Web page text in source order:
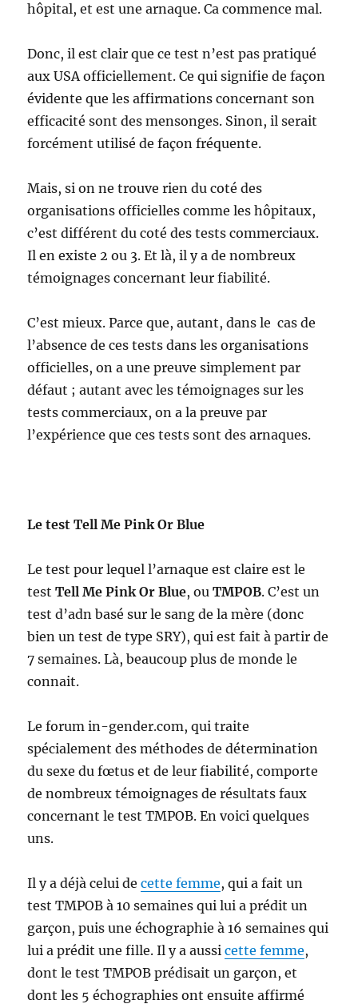
hôpital, et est une arnaque. Ca commence mal.
Donc, il est clair que ce test n’est pas pratiqué
aux USA officiellement. Ce qui signifie de façon
évidente que les affirmations concernant son
efficacité sont des mensonges. Sinon, il serait
forcément utilisé de façon fréquente.
Mais, si on ne trouve rien du coté des
organisations officielles comme les hôpitaux,
c’est différent du coté des tests commerciaux.
Il en existe 2 ou 3. Et là, il y a de nombreux
témoignages concernant leur fiabilité.
C’est mieux. Parce que, autant, dans le cas de
l’absence de ces tests dans les organisations
officielles, on a une preuve simplement par
défaut ; autant avec les témoignages sur les
tests commerciaux, on a la preuve par
l’expérience que ces tests sont des arnaques.
Le test Tell Me Pink Or Blue
Le test pour lequel l’arnaque est claire est le
testTell Me Pink Or Blue, ouTMPOB. C’est un
test d’adn basé sur le sang de la mère (donc
bien un test de type SRY), qui est fait à partir de
7 semaines. Là, beaucoup plus de monde le
connait.
Le forum in-gender.com, qui traite
spécialement des méthodes de détermination
du sexe du fœtus et de leur fiabilité, comporte
de nombreux témoignages de résultats faux
concernant le test TMPOB. En voici quelques
uns.
Il y a déjà celui decette femme, qui a fait un
test TMPOB à 10 semaines qui lui a prédit un
garçon, puis une échographie à 16 semaines qui
lui a prédit une fille. Il y a aussicette femme,
dont le test TMPOB prédisait un garçon, et
dont les 5 échographies ont ensuite affirmé